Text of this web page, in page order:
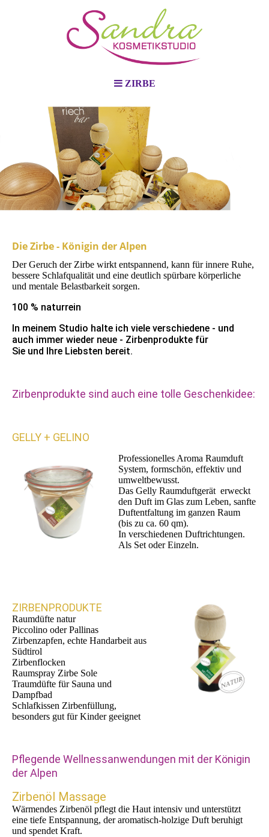
ZIRBE
Die Zirbe - Königin der Alpen
Der Geruch der Zirbe wirkt entspannend, kann für innere Ruhe,
bessere Schlafqualität und eine deutlich spürbare körperliche
und mentale Belastbarkeit sorgen.
100 % naturrein
In meinem Studio halte ich viele verschiedene - und
auch immer wieder neue - Zirbenprodukte für
Sie und Ihre Liebsten bereit.
Zirbenprodukte sind auch eine tolle Geschenkidee:
GELLY + GELINO
Professionelles Aroma Raumduft
System, formschön, effektiv und
umweltbewusst.
Das Gelly Raumduftgerät erweckt
den Duft im Glas zum Leben, sanfte
Duftentfaltung im ganzen Raum
(bis zu ca. 60 qm).
In verschiedenen Duftrichtungen.
Als Set oder Einzeln.
ZIRBENPRODUKTE
Raumdüfte natur
Piccolino oder Pallinas
Zirbenzapfen, echte Handarbeit aus
Südtirol
Zirbenflocken
Raumspray Zirbe Sole
Traumdüfte für Sauna und
Dampfbad
Schlafkissen Zirbenfüllung,
besonders gut für Kinder geeignet
Pflegende Wellnessanwendungen mit der Königin
der Alpen
Zirbenöl Massage
Wärmendes Zirbenöl pflegt die Haut intensiv und unterstützt
eine tiefe Entspannung, der aromatisch-holzige Duft beruhigt
und spendet Kraft.